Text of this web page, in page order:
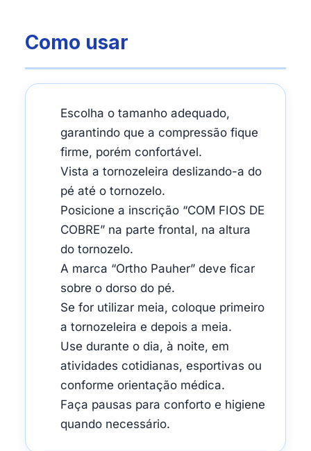
Como usar
Escolha o tamanho adequado,
garantindo que a compressão fique
firme, porém confortável.
Vista a tornozeleira deslizando-a do
pé até o tornozelo.
Posicione a inscrição “COM FIOS DE
COBRE” na parte frontal, na altura
do tornozelo.
A marca “Ortho Pauher” deve ficar
sobre o dorso do pé.
Se for utilizar meia, coloque primeiro
a tornozeleira e depois a meia.
Use durante o dia, à noite, em
atividades cotidianas, esportivas ou
conforme orientação médica.
Faça pausas para conforto e higiene
quando necessário.